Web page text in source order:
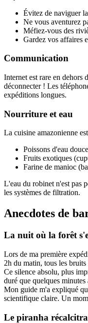
Évitez de naviguer
Ne vous aventurez
Méfiez-vous des
Gardez vos affaires
Communication
Internet est rare en dehors
déconnecter ! Les
expéditions longues.
Nourriture et eau
La cuisine amazonienne
Poissons d'eau
Fruits exotiques
Farine de manioc
L'eau du robinet n'est pas
les systèmes de filtration.
Anecdotes de
La nuit où la forêt
Lors de ma première
2h du matin, tous les
Ce silence absolu, plus
duré que quelques
Mon guide m'a expliqué
scientifique claire. Un
Le piranha